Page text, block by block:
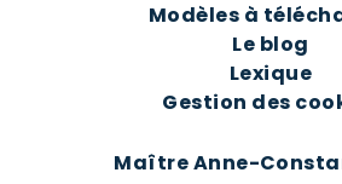
Modèles à
Le blog
Lexique
Gestion des
Maître Anne-